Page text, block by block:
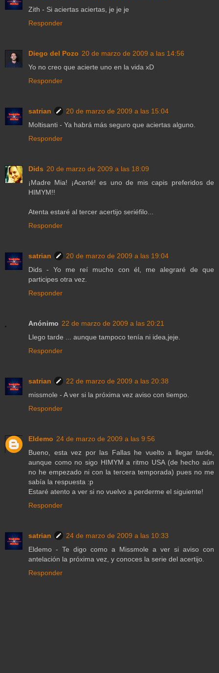
Zith - Si aciertas aciertas, je je je
Responder
Diego del Pozo 20 de marzo de 2009 a las 14:56
Yo no creo que acierte uno en la vida xD
Responder
satrian
20 de marzo de 2009 a las 15:04
Moltisanti - Ya habrá más seguro que aciertas alguno.
Responder
Dids 20 de marzo de 2009 a las 18:09
¡Madre Mia! ¡Acerté! es uno de mis capis preferidos de
HIMYM!!
Atenta estaré al tercer acertijo seriéfilo...
Responder
satrian
20 de marzo de 2009 a las 19:04
Dids - Yo me reí mucho con él, me alegraré de que
participes otra vez.
Responder
Anónimo 22 de marzo de 2009 a las 20:21
Llego tarde ... aunque tampoco tenía ni idea,jeje.
Responder
satrian
22 de marzo de 2009 a las 20:38
missmole - A ver si la próxima vez aviso con tiempo.
Responder
Eldemo 24 de marzo de 2009 a las 9:56
Bueno, esta vez por las Fallas he vuelto a llegar tarde,
aunque como no sigo HIMYM a ritmo USA (de hecho aún
no he empezado ni con la tercera temporada) pues no me
sabía la respuesta :p
Estaré atento a ver si no vuelvo a perderme el siguiente!
Responder
satrian
24 de marzo de 2009 a las 10:33
Eldemo - Te digo como a Missmole a ver si aviso con
antelación la próxima vez, y conoces la serie del acertijo.
Responder